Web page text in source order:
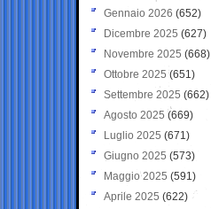
Gennaio 2026 (652)
Dicembre 2025 (627)
Novembre 2025 (668)
Ottobre 2025 (651)
Settembre 2025 (662)
Agosto 2025 (669)
Luglio 2025 (671)
Giugno 2025 (573)
Maggio 2025 (591)
Aprile 2025 (622)